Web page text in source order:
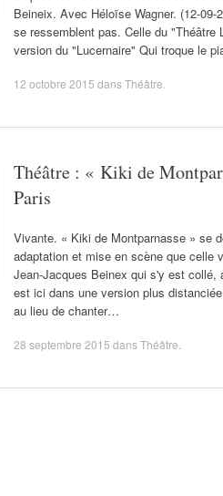
Beineix. Avec Héloïse Wagner. (12-
se ressemblent pas. Celle du "Théâtre
version du "Lucernaire" Qui troque le
12 octobre 2015 dansThéâtre
Théâtre : « Kiki de
Paris
Vivante. « Kiki de Montparnasse » se
adaptation et mise en scène que celle
Jean-Jacques Beinex qui s'y est collé,
est ici dans une version plus
au lieu de chanter…
28 septembre 2015 dansThéâtre